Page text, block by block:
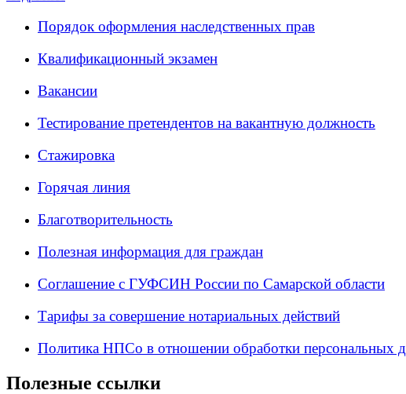
Порядок оформления наследственных прав
Квалификационный экзамен
Вакансии
Тестирование претендентов на вакантную должность
Стажировка
Горячая линия
Благотворительность
Полезная информация для граждан
Соглашение с ГУФСИН России по Самарской области
Тарифы за совершение нотариальных действий
Политика НПСо в отношении обработки персональных
Полезные ссылки